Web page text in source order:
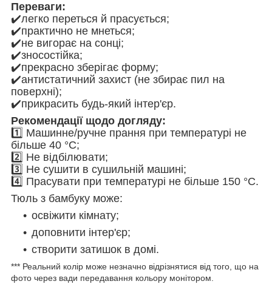
Переваги:
✔️легко переться й прасується;
✔️практично не мнеться;
✔️не вигорає на сонці;
✔️зносостійка;
✔️прекрасно зберігає форму;
✔️антистатичний захист (не збирає пил на
поверхні);
✔️прикрасить будь-який інтер'єр.
Рекомендації щодо догляду:
1️⃣ Машинне/ручне прання при температурі не
більше 40 °C;
2️⃣ Не відбілювати;
3️⃣ Не сушити в сушильній машині;
4️⃣ Прасувати при температурі не більше 150 °C.
Тюль з бамбуку може:
освіжити кімнату;
доповнити інтер'єр;
створити затишок в домі.
*** Реальний колір може незначно відрізнятися від того, що на
фото через вади передавання кольору монітором.